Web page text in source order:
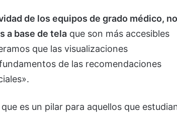
de los equipos de grado médico, no
a base de tela que son más accesibles
que las visualizaciones
de las recomendaciones
es un pilar para aquellos que